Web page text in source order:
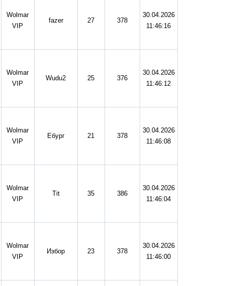
Wolmar
VIP
fazer 27 378
30.04.2026
11:46:16
Wolmar
VIP
Wudu2 25 376
30.04.2026
11:46:12
Wolmar
VIP
Ебург 21 378
30.04.2026
11:46:08
Wolmar
VIP
Tit 35 386
30.04.2026
11:46:04
Wolmar
VIP
Избор 23 378
30.04.2026
11:46:00